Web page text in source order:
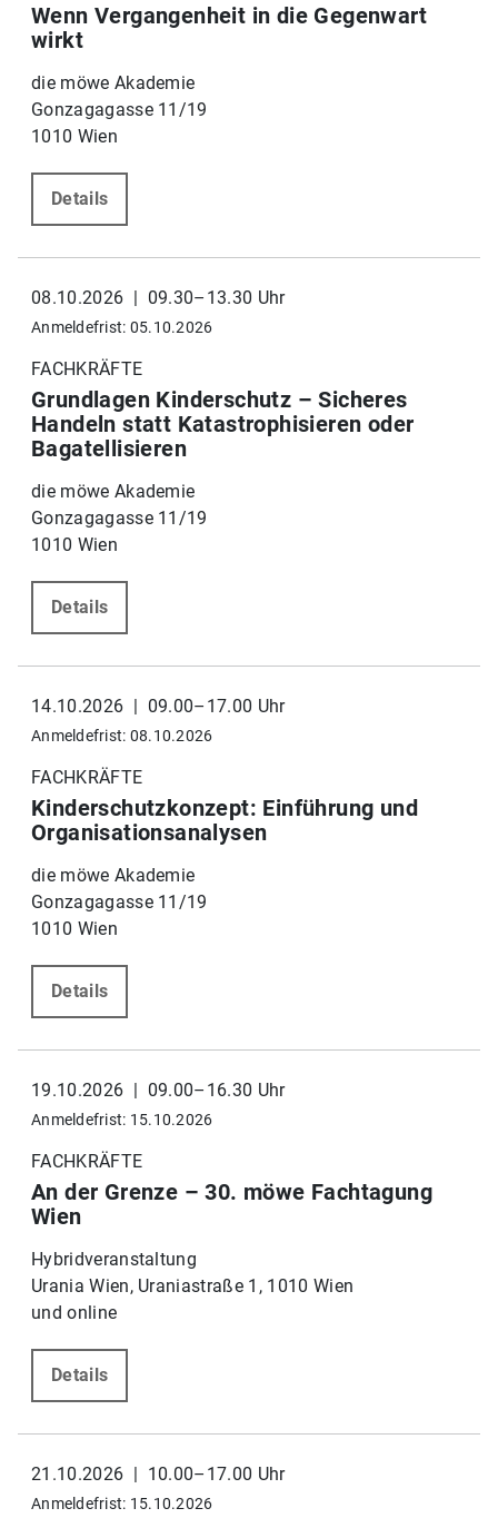
Wenn Vergangenheit in die Gegenwart
wirkt
die möwe Akademie
Gonzagagasse 11/19
1010 Wien
Details
08.10.2026 | 09.30–13.30 Uhr
Anmeldefrist: 05.10.2026
FACHKRÄFTE
Grundlagen Kinderschutz – Sicheres
Handeln statt Katastrophisieren oder
Bagatellisieren
die möwe Akademie
Gonzagagasse 11/19
1010 Wien
Details
14.10.2026 | 09.00–17.00 Uhr
Anmeldefrist: 08.10.2026
FACHKRÄFTE
Kinderschutzkonzept: Einführung und
Organisationsanalysen
die möwe Akademie
Gonzagagasse 11/19
1010 Wien
Details
19.10.2026 | 09.00–16.30 Uhr
Anmeldefrist: 15.10.2026
FACHKRÄFTE
An der Grenze – 30. möwe Fachtagung
Wien
Hybridveranstaltung
Urania Wien, Uraniastraße 1, 1010 Wien
und online
Details
21.10.2026 | 10.00–17.00 Uhr
Anmeldefrist: 15.10.2026